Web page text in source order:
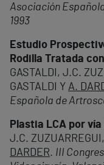
Asociación
1993
Estudio
Rodilla Tratada
GASTALDI, J.C.
GASTALDI Y A.
Española de
Plastia LCA por
J.C.
DARDER. III